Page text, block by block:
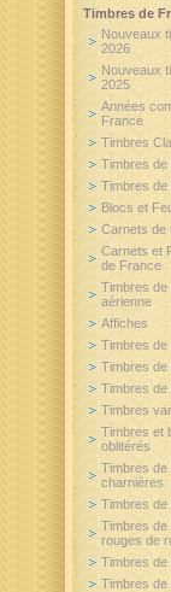
Timbres de
Nouveaux
2026
Nouveaux
2025
Années
France
Timbres
Timbres de
Timbres de
Blocs et
Carnets de
Carnets et
de France
Timbres
aérienne
Affiches
Timbres de
Timbres de
Timbres de
Timbres
Timbres et
oblitérés
Timbres de
charnières
Timbres de
Timbres de
rouges de
Timbres de
Timbres de